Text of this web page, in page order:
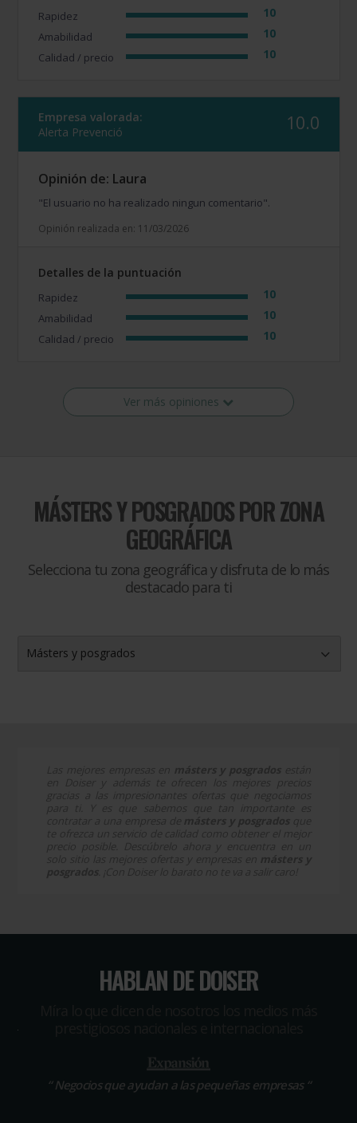
Rapidez 10
Amabilidad 10
Calidad / precio 10
Empresa valorada:
Alerta Prevenció
10.0
Opinión de: Laura
"El usuario no ha realizado ningun comentario".
Opinión realizada en: 11/03/2026
Detalles de la puntuación
Rapidez 10
Amabilidad 10
Calidad / precio 10
Ver más opiniones
MÁSTERS Y POSGRADOSPOR ZONA
GEOGRÁFICA
Selecciona tu zona geográfica y disfruta de lo más
destacado para ti
Másters y posgrados
HABLAN DE DOISER
“Negocios que ayudan a las pequeñas empresas “